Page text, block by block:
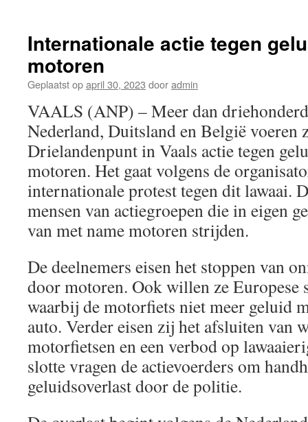
Internationale actie tegen
motoren
Geplaatst opapril 30, 2023 dooradmin
VAALS (ANP) – Meer dan
Nederland, Duitsland en België voeren
Drielandenpunt in Vaals actie tegen
motoren. Het gaat volgens de
internationale protest tegen dit lawaai.
mensen van actiegroepen die in eigen
van met name motoren strijden.
De deelnemers eisen het stoppen van
door motoren. Ook willen ze Europese
waarbij de motorfiets niet meer geluid
auto. Verder eisen zij het afsluiten van
motorfietsen en een verbod op
slotte vragen de actievoerders om
geluidsoverlast door de politie.